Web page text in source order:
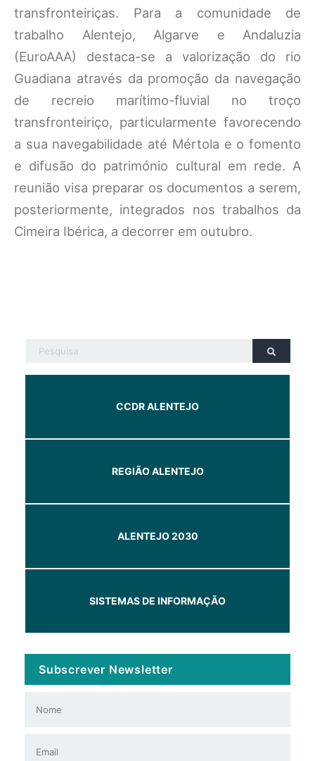
transfronteiriças. Para a comunidade de
trabalho Alentejo, Algarve e Andaluzia
(EuroAAA) destaca-se a valorização do rio
Guadiana através da promoção da navegação
de recreio marítimo-fluvial no troço
transfronteiriço, particularmente favorecendo
a sua navegabilidade até Mértola e o fomento
e difusão do património cultural em rede. A
reunião visa preparar os documentos a serem,
posteriormente, integrados nos trabalhos da
Cimeira Ibérica, a decorrer em outubro.
CCDR ALENTEJO
REGIÃO ALENTEJO
ALENTEJO 2030
SISTEMAS DE INFORMAÇÃO
Subscrever Newsletter